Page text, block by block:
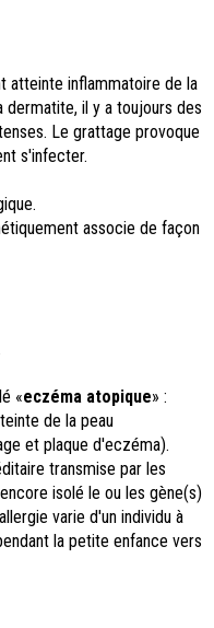
atteinte inflammatoire de la
dermatite, il y a toujours des
Le grattage provoque
s'infecter.
associe de façon
«eczéma atopique» :
de la peau
et plaque d'eczéma).
transmise par les
isolé le ou les gène(s)
varie d'un individu à
la petite enfance vers